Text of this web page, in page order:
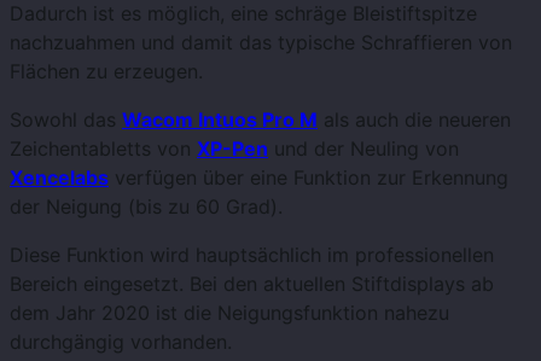
Dadurch ist es möglich, eine schräge Bleistiftspitze
nachzuahmen und damit das typische Schraffieren von
Flächen zu erzeugen.
Sowohl das Wacom Intuos Pro M als auch die neueren
Zeichentabletts von XP-Pen und der Neuling von
Xencelabs verfügen über eine Funktion zur Erkennung
der Neigung (bis zu 60 Grad).
Diese Funktion wird hauptsächlich im professionellen
Bereich eingesetzt. Bei den aktuellen Stiftdisplays ab
dem Jahr 2020 ist die Neigungsfunktion nahezu
durchgängig vorhanden.